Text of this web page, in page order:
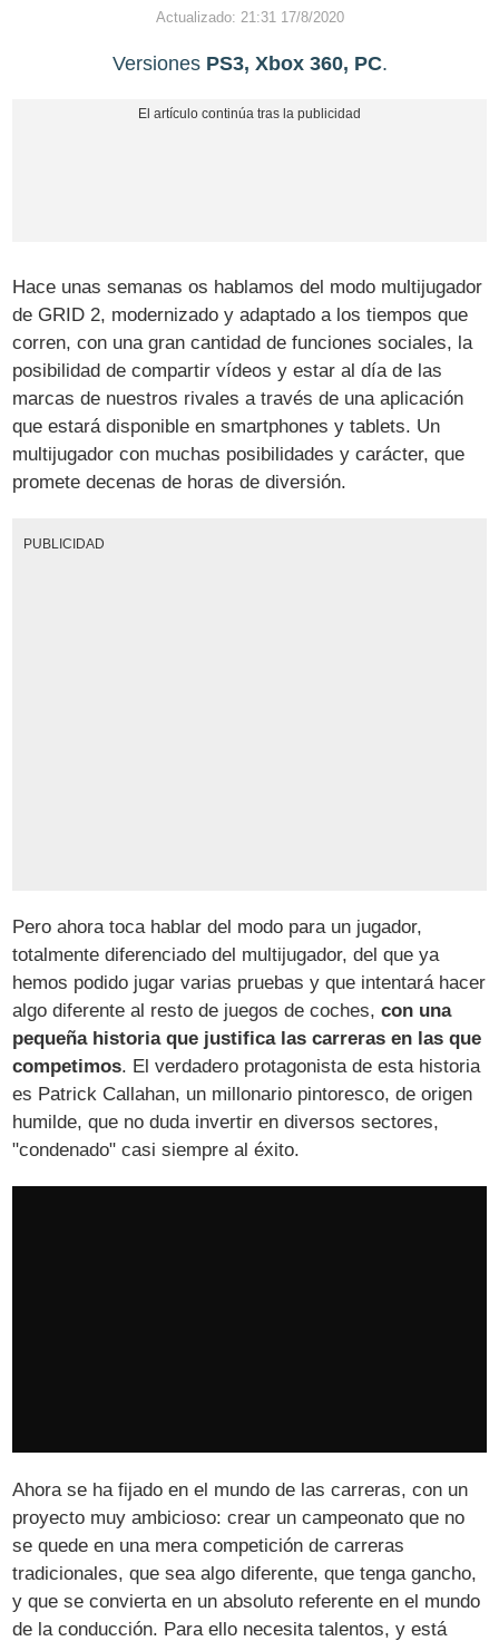
Actualizado: 21:31 17/8/2020
Versiones PS3, Xbox 360, PC.
Hace unas semanas os hablamos del modo multijugador
de GRID 2, modernizado y adaptado a los tiempos que
corren, con una gran cantidad de funciones sociales, la
posibilidad de compartir vídeos y estar al día de las
marcas de nuestros rivales a través de una aplicación
que estará disponible en smartphones y tablets. Un
multijugador con muchas posibilidades y carácter, que
promete decenas de horas de diversión.
PUBLICIDAD
Pero ahora toca hablar del modo para un jugador,
totalmente diferenciado del multijugador, del que ya
hemos podido jugar varias pruebas y que intentará hacer
algo diferente al resto de juegos de coches,con una
pequeña historia que justifica las carreras en las que
competimos. El verdadero protagonista de esta historia
es Patrick Callahan, un millonario pintoresco, de origen
humilde, que no duda invertir en diversos sectores,
"condenado" casi siempre al éxito.
Ahora se ha fijado en el mundo de las carreras, con un
proyecto muy ambicioso: crear un campeonato que no
se quede en una mera competición de carreras
tradicionales, que sea algo diferente, que tenga gancho,
y que se convierta en un absoluto referente en el mundo
de la conducción. Para ello necesita talentos, y está